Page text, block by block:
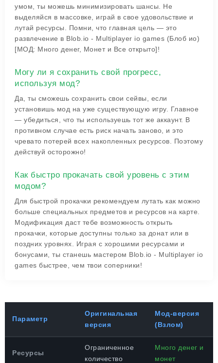
умом, ты можешь минимизировать шансы. Не
выделяйся в массовке, играй в свое удовольствие и
лутай ресурсы. Помни, что главная цель — это
развлечение в Blob.io - Multiplayer io games (Блоб ио)
[МОД: Много денег, Монет и Все открыто]!
Могу ли я сохранить свой прогресс,
используя мод?
Да, ты сможешь сохранить свои сейвы, если
установишь мод на уже существующую игру. Главное
— убедиться, что ты используешь тот же аккаунт. В
противном случае есть риск начать заново, и это
чревато потерей всех накопленных ресурсов. Поэтому
действуй осторожно!
Как быстро прокачать свой уровень с этим
модом?
Для быстрой прокачки рекомендуем лутать как можно
больше специальных предметов и ресурсов на карте.
Модификация даст тебе возможность открыть
прокачки, которые доступны только за донат или в
поздних уровнях. Играя с хорошими ресурсами и
бонусами, ты станешь мастером Blob.io - Multiplayer io
games быстрее, чем твои соперники!
Параметр
Оригинальная
версия
Мод-версия
(Взлом)
Ресурсы
Ограниченное
количество
Много денег и
монет